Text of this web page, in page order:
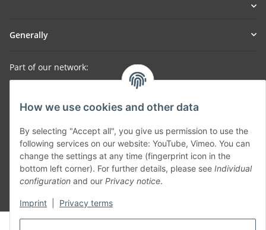
How we use cookies and other data
By selecting "Accept all", you give us permission to use the
following services on our website: YouTube, Vimeo. You can
change the settings at any time (fingerprint icon in the
bottom left corner). For further details, please see Individual
configuration and our Privacy notice.
Imprint Privacy terms
Generally
Part of our network:
SmoliTec - Safety. Simplified. Worldwide. ( B2B Shop )
Withdraw contract
* All prices incl. VAT, plus